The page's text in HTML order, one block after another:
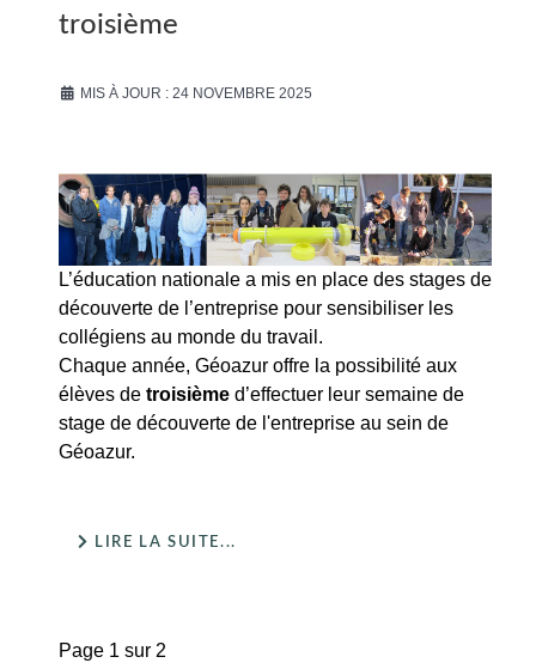
troisième
MIS À JOUR : 24 NOVEMBRE 2025
L’éducation nationale a mis en place des stages de
découverte de l’entreprise pour sensibiliser les
collégiens au monde du travail.
Chaque année, Géoazur offre la possibilité aux
élèves de troisième d’effectuer leur semaine de
stage de découverte de l'entreprise au sein de
Géoazur.
LIRE LA SUITE...
Page 1 sur 2